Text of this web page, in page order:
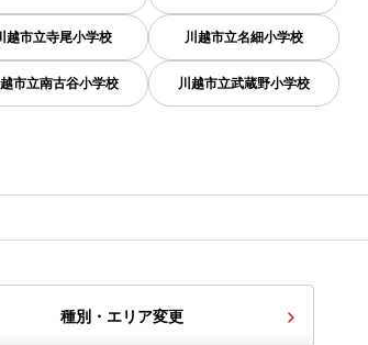
越市立寺尾小学校 川越市立名細小学校
市立南古谷小学校 川越市立武蔵野小学校
種別・エリア変更